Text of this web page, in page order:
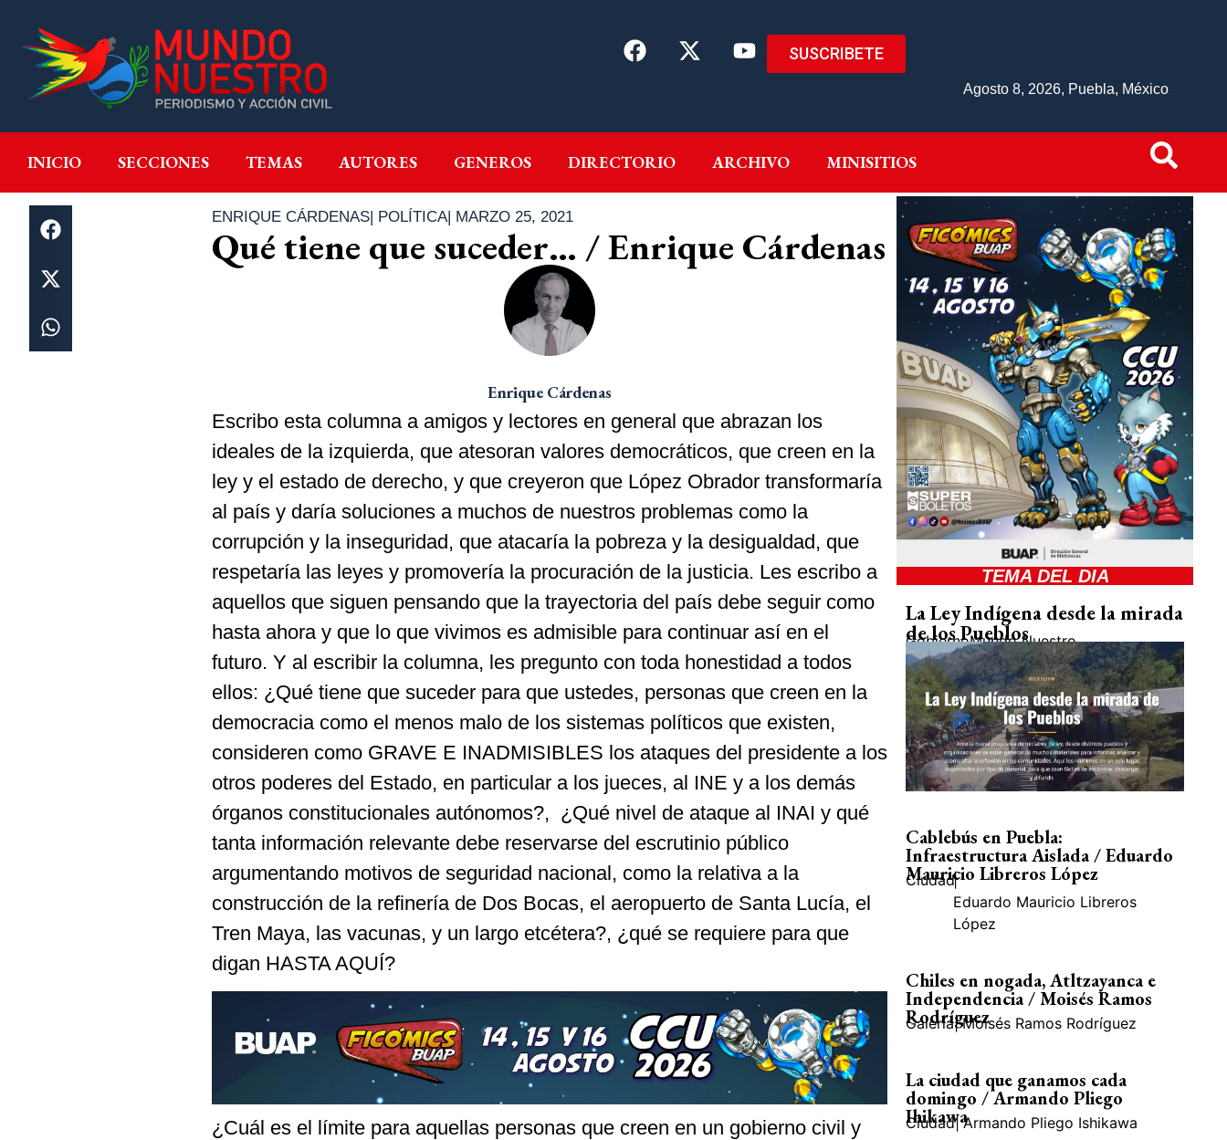
SUSCRIBETE
Agosto 8, 2026, Puebla, México
INICIO SECCIONES TEMAS AUTORES GENEROS DIRECTORIO ARCHIVO MINISITIOS
INICIO SECCIONES GENEROS DIRECTORIO ARCHIVO MINISITIOS
ENRIQUE CÁRDENAS| POLÍTICA| MARZO 25, 2021
Qué tiene que suceder… / Enrique Cárdenas
Enrique Cárdenas
Escribo esta columna a amigos y lectores en general que abrazan los
ideales de la izquierda, que atesoran valores democráticos, que creen en la
ley y el estado de derecho, y que creyeron que López Obrador transformaría
al país y daría soluciones a muchos de nuestros problemas como la
corrupción y la inseguridad, que atacaría la pobreza y la desigualdad, que
respetaría las leyes y promovería la procuración de la justicia. Les escribo a
aquellos que siguen pensando que la trayectoria del país debe seguir como
hasta ahora y que lo que vivimos es admisible para continuar así en el
futuro. Y al escribir la columna, les pregunto con toda honestidad a todos
ellos: ¿Qué tiene que suceder para que ustedes, personas que creen en la
democracia como el menos malo de los sistemas políticos que existen,
consideren como GRAVE E INADMISIBLES los ataques del presidente a los
otros poderes del Estado, en particular a los jueces, al INE y a los demás
órganos constitucionales autónomos?, ¿Qué nivel de ataque al INAI y qué
tanta información relevante debe reservarse del escrutinio público
argumentando motivos de seguridad nacional, como la relativa a la
construcción de la refinería de Dos Bocas, el aeropuerto de Santa Lucía, el
Tren Maya, las vacunas, y un largo etcétera?, ¿qué se requiere para que
digan HASTA AQUÍ?
¿Cuál es el límite para aquellas personas que creen en un gobierno civil y
TEMA DEL DIA
La Ley Indígena desde la mirada
de los Pueblos
GobiernoMundo Nuestro
Cablebús en Puebla:
Infraestructura Aislada / Eduardo
Mauricio Libreros López
Ciudad|
Eduardo Mauricio Libreros
López
Chiles en nogada, Atltzayanca e
Independencia / Moisés Ramos
Rodríguez
Galería| Moisés Ramos Rodríguez
La ciudad que ganamos cada
domingo / Armando Pliego
Ihikawa
Ciudad| Armando Pliego Ishikawa